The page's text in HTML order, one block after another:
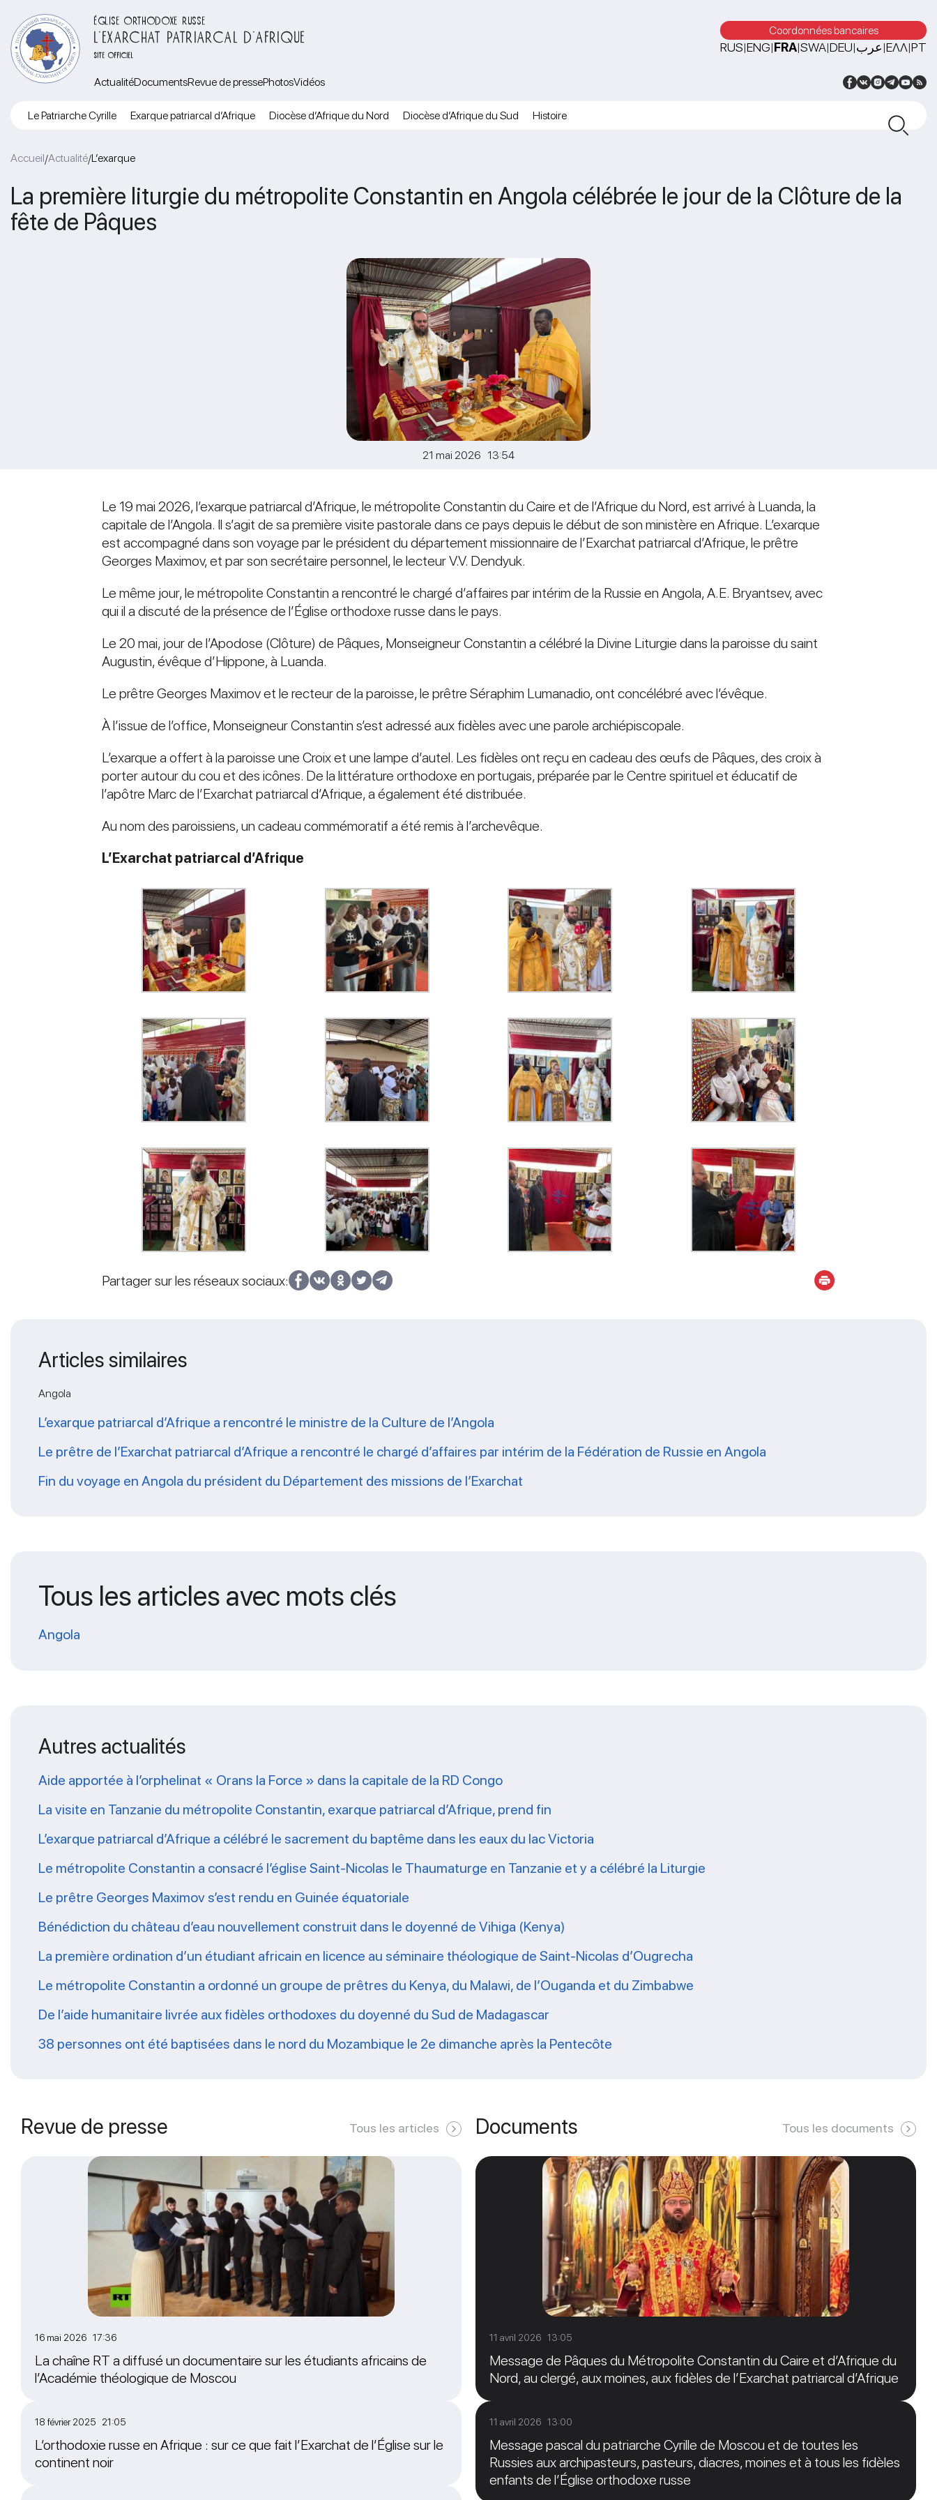
ÉGLISE ORTHODOXE RUSSE
L’EXARCHAT PATRIARCAL D’AFRIQUE
SITE OFFICIEL
Coordonnées bancaires
RUS|ENG|FRA|SWA|DEU|عرب|ΕΛΛ|PT
ActualitéDocumentsRevue de pressePhotosVidéos
Le Patriarche Cyrille Exarque patriarcal d’Afrique Diocèse d’Afrique du Nord Diocèse d’Afrique du Sud Histoire
Accueil/Actualité/L’exarque
La première liturgie du métropolite Constantin en Angola célébrée le jour de la Clôture de la
fête de Pâques
21 mai 2026 13:54
Le 19 mai 2026, l’exarque patriarcal d’Afrique, le métropolite Constantin du Caire et de l’Afrique du Nord, est arrivé à Luanda, la
capitale de l’Angola. Il s’agit de sa première visite pastorale dans ce pays depuis le début de son ministère en Afrique. L’exarque
est accompagné dans son voyage par le président du département missionnaire de l’Exarchat patriarcal d’Afrique, le prêtre
Georges Maximov, et par son secrétaire personnel, le lecteur V.V. Dendyuk.
Le même jour, le métropolite Constantin a rencontré le chargé d’affaires par intérim de la Russie en Angola, A.E. Bryantsev, avec
qui il a discuté de la présence de l’Église orthodoxe russe dans le pays.
Le 20 mai, jour de l’Apodose (Clôture) de Pâques, Monseigneur Constantin a célébré la Divine Liturgie dans la paroisse du saint
Augustin, évêque d’Hippone, à Luanda.
Le prêtre Georges Maximov et le recteur de la paroisse, le prêtre Séraphim Lumanadio, ont concélébré avec l’évêque.
À l’issue de l’office, Monseigneur Constantin s’est adressé aux fidèles avec une parole archiépiscopale.
L’exarque a offert à la paroisse une Croix et une lampe d’autel. Les fidèles ont reçu en cadeau des œufs de Pâques, des croix à
porter autour du cou et des icônes. De la littérature orthodoxe en portugais, préparée par le Centre spirituel et éducatif de
l’apôtre Marc de l’Exarchat patriarcal d’Afrique, a également été distribuée.
Au nom des paroissiens, un cadeau commémoratif a été remis à l’archevêque.
L’Exarchat patriarcal d’Afrique
Partager sur les réseaux sociaux:
Articles similaires
Angola
L’exarque patriarcal d’Afrique a rencontré le ministre de la Culture de l’Angola
Le prêtre de l’Exarchat patriarcal d’Afrique a rencontré le chargé d’affaires par intérim de la Fédération de Russie en Angola
Fin du voyage en Angola du président du Département des missions de l’Exarchat
Tous les articles avec mots clés
Angola
Autres actualités
Aide apportée à l’orphelinat « Orans la Force » dans la capitale de la RD Congo
La visite en Tanzanie du métropolite Constantin, exarque patriarcal d’Afrique, prend fin
L’exarque patriarcal d’Afrique a célébré le sacrement du baptême dans les eaux du lac Victoria
Le métropolite Constantin a consacré l’église Saint-Nicolas le Thaumaturge en Tanzanie et y a célébré la Liturgie
Le prêtre Georges Maximov s’est rendu en Guinée équatoriale
Bénédiction du château d’eau nouvellement construit dans le doyenné de Vihiga (Kenya)
La première ordination d’un étudiant africain en licence au séminaire théologique de Saint-Nicolas d’Ougrecha
Le métropolite Constantin a ordonné un groupe de prêtres du Kenya, du Malawi, de l’Ouganda et du Zimbabwe
De l’aide humanitaire livrée aux fidèles orthodoxes du doyenné du Sud de Madagascar
38 personnes ont été baptisées dans le nord du Mozambique le 2e dimanche après la Pentecôte
Revue de presse Tous les articles
16 mai 2026 17:36
La chaîne RT a diffusé un documentaire sur les étudiants africains de
l’Académie théologique de Moscou
18 février 2025 21:05
L’orthodoxie russe en Afrique : sur ce que fait l’Exarchat de l’Église sur le
continent noir
Documents Tous les documents
11 avril 2026 13:05
Message de Pâques du Métropolite Constantin du Caire et d’Afrique du
Nord, au clergé, aux moines, aux fidèles de l’Exarchat patriarcal d’Afrique
11 avril 2026 13:00
Message pascal du patriarche Cyrille de Moscou et de toutes les
Russies aux archipasteurs, pasteurs, diacres, moines et à tous les fidèles
enfants de l’Église orthodoxe russe